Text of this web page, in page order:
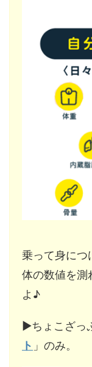
乗って身につ
体の数値を測
よ♪
▶︎ちょこざっ
ト 」のみ。